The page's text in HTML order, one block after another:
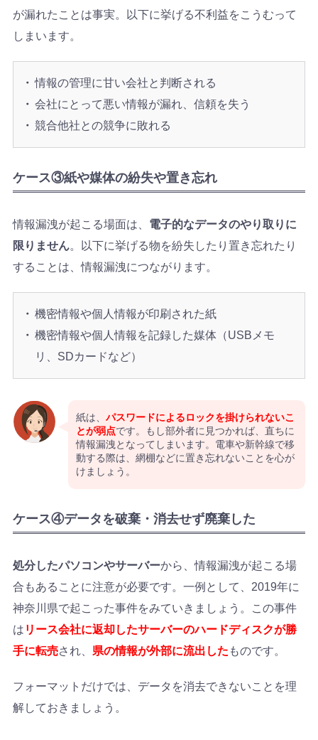
が漏れたことは事実。以下に挙げる不利益をこうむって
しまいます。
情報の管理に甘い会社と判断される
会社にとって悪い情報が漏れ、信頼を失う
競合他社との競争に敗れる
ケース③紙や媒体の紛失や置き忘れ
情報漏洩が起こる場面は、 電子的なデータのやり取りに
限りません。以下に挙げる物を紛失したり置き忘れたり
することは、情報漏洩につながります。
機密情報や個人情報が印刷された紙
機密情報や個人情報を記録した媒体（USBメモ
リ、SDカードなど）
紙は、 パスワードによるロックを掛けられないこ
とが弱点です。もし部外者に見つかれば、直ちに
情報漏洩となってしまいます。電車や新幹線で移
動する際は、網棚などに置き忘れないことを心が
けましょう。
ケース④データを破棄・消去せず廃棄した
処分したパソコンやサーバーから、情報漏洩が起こる場
合もあることに注意が必要です。一例として、2019年に
神奈川県で起こった事件をみていきましょう。この事件
は リース会社に返却したサーバーのハードディスクが勝
手に転売され、 県の情報が外部に流出した ものです。
フォーマットだけでは、データを消去できないことを理
解しておきましょう。